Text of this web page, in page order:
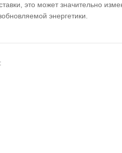
это может значительно
энергетики.